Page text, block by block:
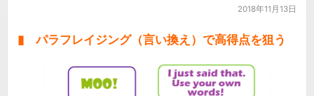
2018年11月13日
▮ パラフレイジング（言い換え）で高得点を狙う